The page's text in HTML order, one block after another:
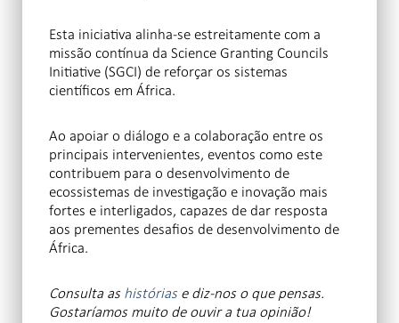
Esta iniciativa alinha-se estreitamente com a
missão contínua da Science Granting Councils
Initiative (SGCI) de reforçar os sistemas
científicos em África.
Ao apoiar o diálogo e a colaboração entre os
principais intervenientes, eventos como este
contribuem para o desenvolvimento de
ecossistemas de investigação e inovação mais
fortes e interligados, capazes de dar resposta
aos prementes desafios de desenvolvimento de
África.
Consulta ashistórias e diz-nos o que pensas.
Gostaríamos muito de ouvir a tua opinião!